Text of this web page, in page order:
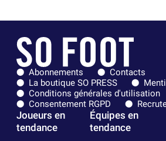
Abonnements
Contacts
La boutique SO PRESS
Conditions générales d'utilisation
Consentement RGPD
Joueurs en
tendance
Équipes en
tendance